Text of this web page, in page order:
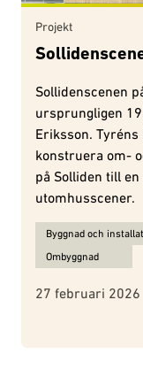
Projekt
Sollidenscenen
ursprungligen
Eriksson.
konstruera om-
på Solliden till
utomhusscener.
Ämnen för
Byggnad och
Ombyggnad
27 februari 2026